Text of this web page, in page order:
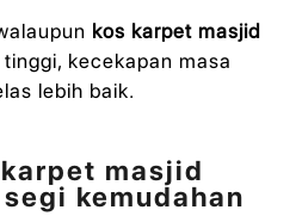
kos karpet masjid
kecekapan masa
lebih baik.
masjid
kemudahan